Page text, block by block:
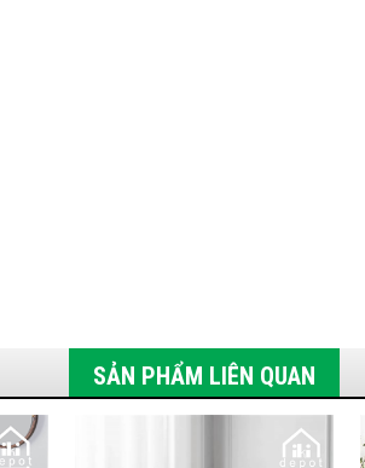
SẢN PHẨM LIÊN QUAN